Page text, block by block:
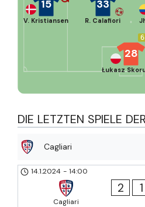
28
Łukasz
15
V. Kristiansen
33
R. Calafiori
DIE LETZTEN SPIELE
Cagliari
14.1.2024 - 14:00
Cagliari
2 1